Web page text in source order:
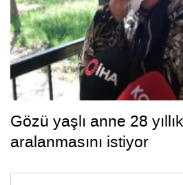
Gözü yaşlı anne 28
aralanmasını istiyor